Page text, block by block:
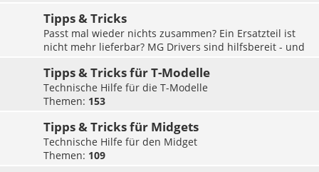
Themen: 6744
Tipps & Tricks
Passt mal wieder nichts zusammen? Ein Ersatzteil ist
nicht mehr lieferbar? MG Drivers sind hilfsbereit - und
Beiträge zu MGA, MGB und Co.
Themen:9040
Tipps & Tricks für T-Modelle
Technische Hilfe für die T-Modelle
Themen: 153
Tipps & Tricks für Midgets
Technische Hilfe für den Midget
Themen: 109